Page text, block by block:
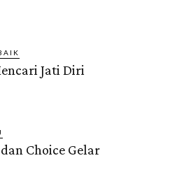
Jati Diri
Choice Gelar